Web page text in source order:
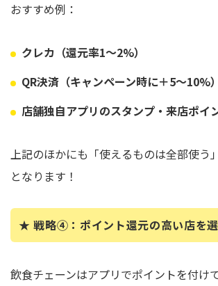
おすすめ例：
クレカ（還元率1～2%）
QR決済（キャンペーン時に＋5～10%）
店舗独自アプリのスタンプ・来店ポイ
上記のほかにも「使えるものは全部使う
となります！
★ 戦略④：ポイント還元の高い店を
飲食チェーンはアプリでポイントを付け